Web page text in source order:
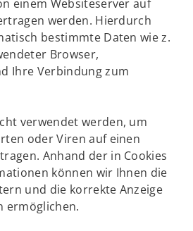
einem Websiteserver auf
werden. Hierdurch
bestimmte Daten wie z.
Browser,
Ihre Verbindung zum
verwendet werden, um
oder Viren auf einen
Anhand der in Cookies
können wir Ihnen die
und die korrekte Anzeige
ermöglichen.